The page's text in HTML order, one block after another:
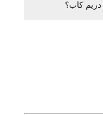
دريم كاب؟